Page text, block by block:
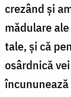
judecăm
Foto:
Oana
Nechifor
crezând și
mădulare
tale, și că
osârdnică